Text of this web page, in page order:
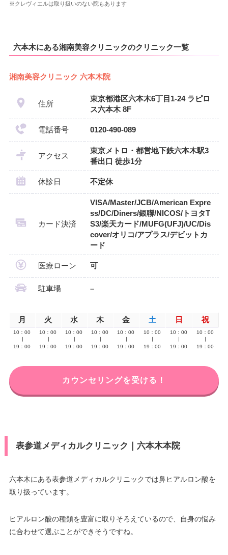
※クレヴィエルは取り扱いのない院もあります
六本木にある湘南美容クリニックのクリニック一覧
湘南美容クリニック 六本木院
住所
東京都港区六本木6丁目1-24 ラピロ
ス六本木 8F
電話番号 0120-490-089
アクセス
東京メトロ・都営地下鉄六本木駅3
番出口 徒歩1分
休診日 不定休
カード決済
VISA/Master/JCB/American Expre
ss/DC/Diners/銀聯/NICOS/トヨタT
S3/楽天カード/MUFG(UFJ)/UC/Dis
cover/オリコ/アプラス/デビットカ
ード
医療ローン 可
駐車場 –
月 火 水 木 金 土 日 祝
10：00
19：00
10：00
19：00
10：00
19：00
10：00
19：00
10：00
19：00
10：00
19：00
10：00
19：00
10：00
19：00
カウンセリングを受ける！
表参道メディカルクリニック｜六本木本院
六本木にある表参道メディカルクリニックでは鼻ヒアルロン酸を
取り扱っています。
ヒアルロン酸の種類を豊富に取りそろえているので、自身の悩み
に合わせて選ぶことができそうですね。